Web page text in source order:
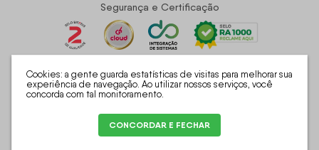
Cookies: a gente guarda estatísticas de visitas para melhorar sua
experiência de navegação. Ao utilizar nossos serviços, você
concorda com tal monitoramento.
CONCORDAR E FECHAR
Segurança e Certificação
King House - Industria e Comercio Eletrônico de Moveis Ltda | CNPJ:
37.189.129/0001-08 | R. José Dias Bicaio, 1404 - Parque Industrial -
Umuarama - PR